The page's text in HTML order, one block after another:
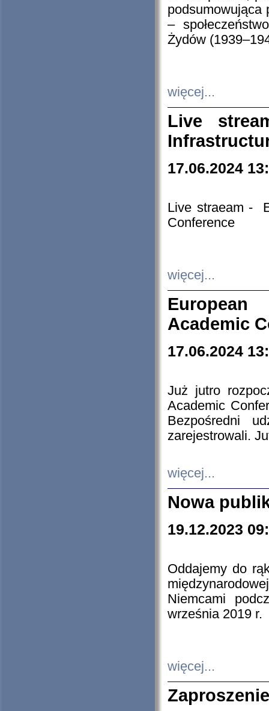
podsumowująca
–
Żydów
więcej...
Live
17.06.2024
Live straeam -
Conference
więcej...
European
Academic
17.06.2024
Już jutro
Academic
Bezpośredni
zarejestrowali.
więcej...
Nowa
19.12.2023
Oddajemy do
Niemcami
września 2019 r.
więcej...